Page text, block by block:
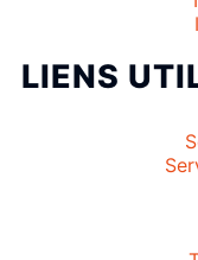
LIENS